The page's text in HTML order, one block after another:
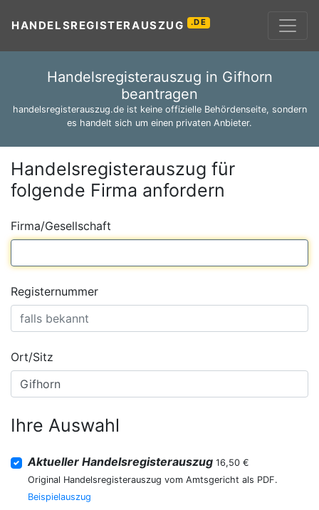
HANDELSREGISTERAUSZUG .DE
Handelsregisterauszug in Gifhorn
beantragen
handelsregisterauszug.de ist keine offizielle Behördenseite, sondern
es handelt sich um einen privaten Anbieter.
Handelsregisterauszug für
folgende Firma anfordern
Firma/Gesellschaft
Registernummer
Ort/Sitz
Ihre Auswahl
Aktueller Handelsregisterauszug 16,50 €
Original Handelsregisterauszug vom Amtsgericht als PDF.
Beispielauszug